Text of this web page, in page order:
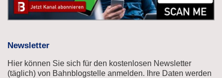
Newsletter
Hier können Sie sich für den kostenlosen Newsletter
(täglich) von Bahnblogstelle anmelden. Ihre Daten werden